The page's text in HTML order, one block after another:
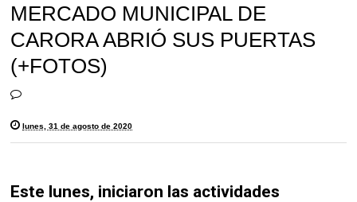
MERCADO MUNICIPAL DE
CARORA ABRIÓ SUS PUERTAS
(+FOTOS)
lunes, 31 de agosto de 2020
Este lunes, iniciaron las actividades